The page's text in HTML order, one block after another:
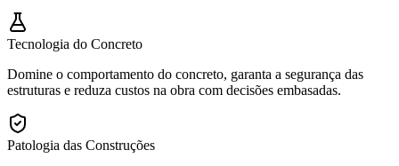
Tecnologia do Concreto
Domine o comportamento do concreto, garanta a segurança das
estruturas e reduza custos na obra com decisões embasadas.
Patologia das Construções